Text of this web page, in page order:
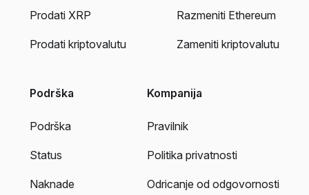
Prodati XRP
Prodati kriptovalutu
Razmeniti Ethereum
Zameniti kriptovalutu
Podrška
Podrška
Status
Naknade
Kompanija
Pravilnik
Politika privatnosti
Odricanje od odgovornosti